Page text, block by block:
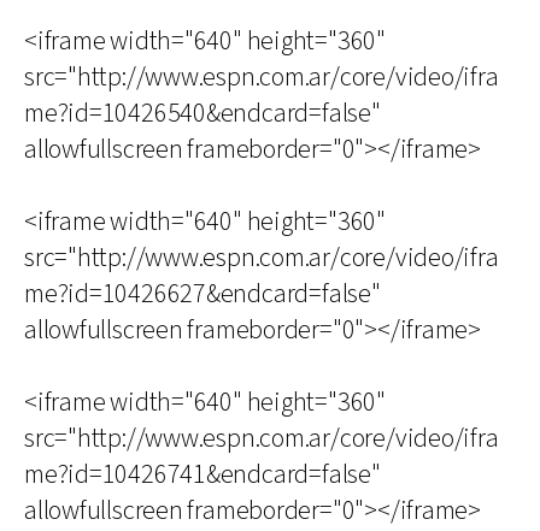
<iframe width="640" height="360"
src="http://www.espn.com.ar/core/video/ifra
me?id=10426540&endcard=false"
allowfullscreen frameborder="0"></iframe>
<iframe width="640" height="360"
src="http://www.espn.com.ar/core/video/ifra
me?id=10426627&endcard=false"
allowfullscreen frameborder="0"></iframe>
<iframe width="640" height="360"
src="http://www.espn.com.ar/core/video/ifra
me?id=10426741&endcard=false"
allowfullscreen frameborder="0"></iframe>